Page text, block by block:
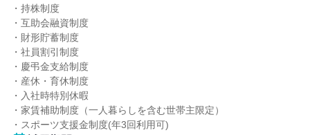
・持株制度
・互助会融資制度
・財形貯蓄制度
・社員割引制度
・慶弔金支給制度
・産休・育休制度
・入社時特別休暇
・家賃補助制度（一人暮らしを含む世帯主限定）
・スポーツ支援金制度(年3回利用可)